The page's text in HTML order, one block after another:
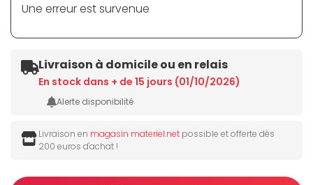
Une erreur est survenue
Livraison à domicile ou en relais
En stock dans + de 15 jours (01/10/2026)
Alerte disponibilité
Livraison en magasin materiel.net possible et offerte dès
200 euros d'achat !